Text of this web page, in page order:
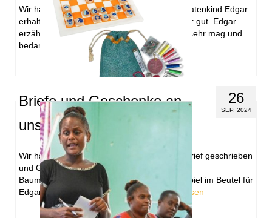
Wir haben einen neuen Brief von unserem Patenkind Edgar
erhalten. Ihm und seiner Familie geht es sehr gut. Edgar
erzählt in seinem Brief, das er Weihnachten sehr mag und
bedankt …
Weiterlesen
26
SEP. 2024
Briefe und Geschenke an
unsere Patenkinder
Wir haben Monica und Edgar jeweils einen Brief geschrieben
und Geschenke zugeschickt. Ein Näh-Set mit
Baumwollbeutel für Monica und ein Schachspiel im Beutel für
Edgar. Wir hoffen sehr, dass sich …
Weiterlesen